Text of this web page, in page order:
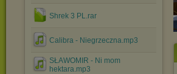
Shrek 3 PL.rar
Calibra - Niegrzeczna.mp3
SŁAWOMIR - Ni mom
hektara.mp3